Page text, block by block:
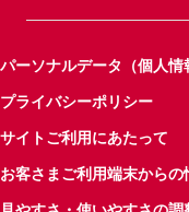
パーソナルデータ（個人情
プライバシーポリシー
サイトご利用にあたって
お客さまご利用端末から